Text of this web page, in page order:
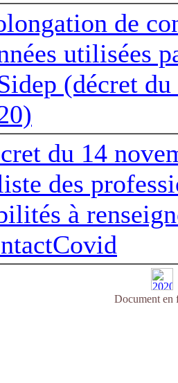
de
utilisées
(décret
du 14
des
à
Document en